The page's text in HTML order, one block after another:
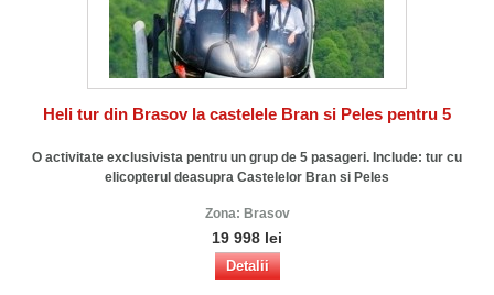
Heli tur din Brasov la castelele Bran si Peles pentru 5
O activitate exclusivista pentru un grup de 5 pasageri. Include: tur cu
elicopterul deasupra Castelelor Bran si Peles
Zona: Brasov
19 998 lei
Detalii